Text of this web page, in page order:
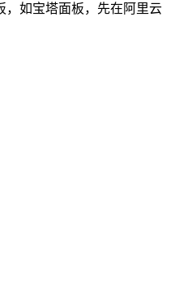
，如宝塔面板，先在阿里云